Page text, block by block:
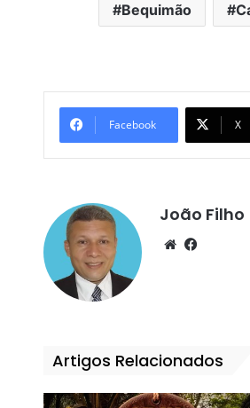
Bequimão
Facebook X
João Filho
We
Artigos Relacionados